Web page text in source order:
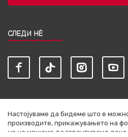
СЛЕДИ НЀ
Настојуваме да бидеме што е
производите, прикажувањето на
но не можеме да гарантираме